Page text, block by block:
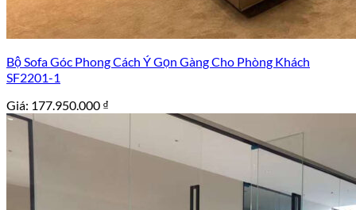
Bộ Sofa Góc Phong Cách Ý Gọn Gàng Cho Phòng Khách
SF2201-1
Giá: 177.950.000 ₫